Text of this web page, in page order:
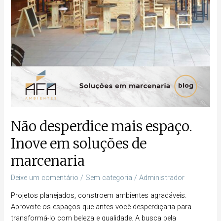
Não desperdice mais espaço.
Inove em soluções de
marcenaria
Deixe um comentário / Sem categoria /Administrador
Projetos planejados, constroem ambientes agradáveis.
Aproveite os espaços que antes você desperdiçaria para
transformá-lo com beleza e qualidade. A busca pela
marcenaria